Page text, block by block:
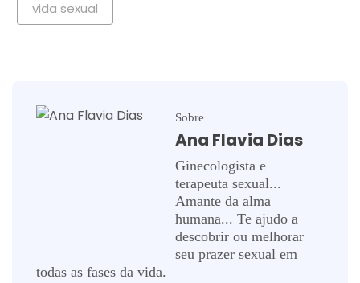
vida sexual
Sobre
Ana Flavia Dias
Ginecologista e
terapeuta sexual...
Amante da alma
humana... Te ajudo a
descobrir ou melhorar
seu prazer sexual em
todas as fases da vida.